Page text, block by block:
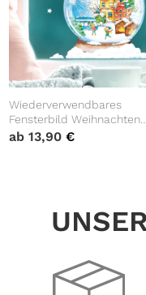
Wiederverwendbares
Fensterbild Weihnachten
Winter Schneekugel
ab13,90€